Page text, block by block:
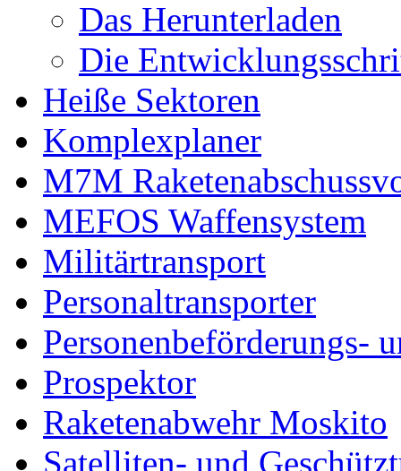
Das Herunterladen
Die
Heiße Sektoren
Komplexplaner
M7M
MEFOS Waffensystem
Militärtransport
Personaltransporter
Personenbeförderungs-
Prospektor
Raketenabwehr Moskito
Satelliten- und